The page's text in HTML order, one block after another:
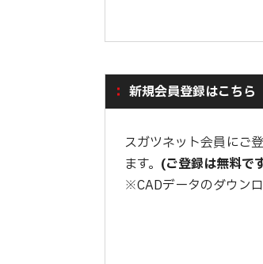
新規会員登録はこちら
スガツネット会員にご
ます。 (ご登録は無料で
※CADデータのダウン